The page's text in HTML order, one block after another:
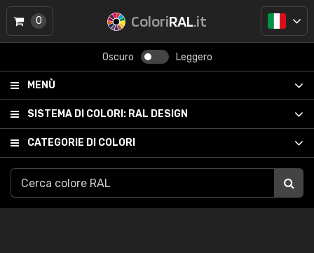
ColoriRAL.it
Oscuro Leggero
MENÙ
SISTEMA DI COLORI: RAL DESIGN
CATEGORIE DI COLORI
0